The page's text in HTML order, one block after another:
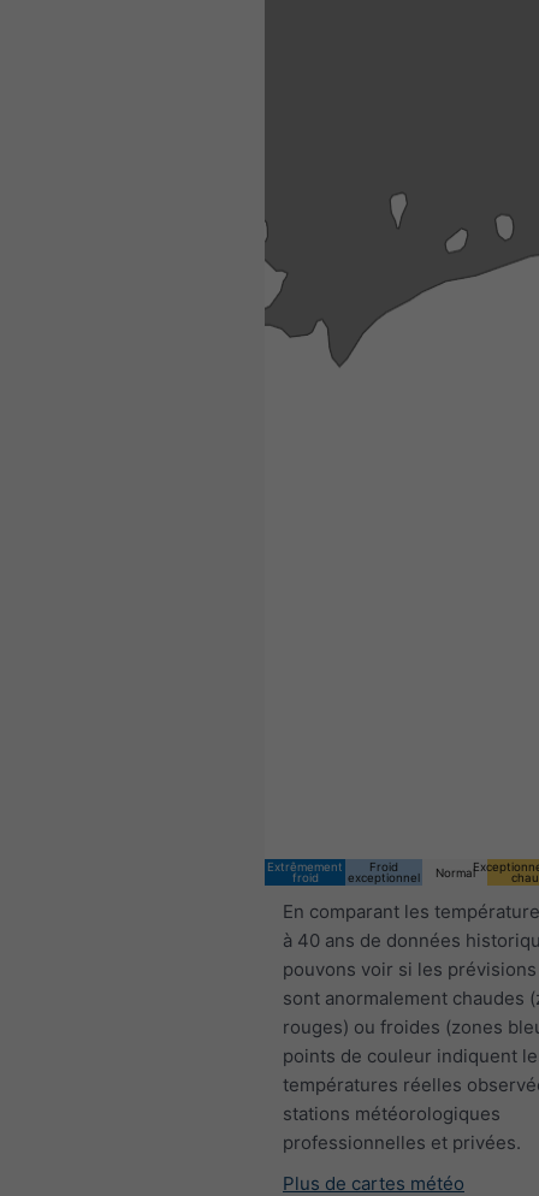
Extrêmement
froid
Froid
exceptionnel
Normal
En comparant les
à 40 ans de données
pouvons voir si les
sont anormalement chaudes
rouges) ou froides (zones
points de couleur indiquent
températures réelles
stations météorologiques
professionnelles et privées.
Plus de cartes météo